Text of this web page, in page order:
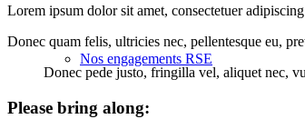
Nos engagements RSE
Lorem ipsum dolor sit amet, consectetuer
Donec quam felis, ultricies nec, pellentesque eu,
Donec pede justo, fringilla vel, aliquet nec,
Please bring along: